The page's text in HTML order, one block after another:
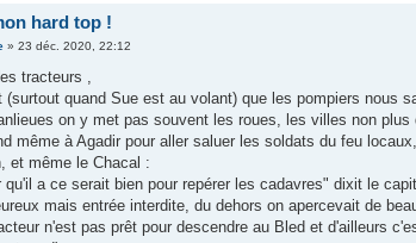
hard top !
» 23 déc. 2020, 22:12
tracteurs ,
(surtout quand Sue est au volant) que les pompiers nous
on y met pas souvent les roues, les villes non plus
même à Agadir pour aller saluer les soldats du feu
et même le Chacal :
a ce serait bien pour repérer les cadavres" dixit le
mais entrée interdite, du dehors on apercevait de
n'est pas prêt pour descendre au Bled et d'ailleurs